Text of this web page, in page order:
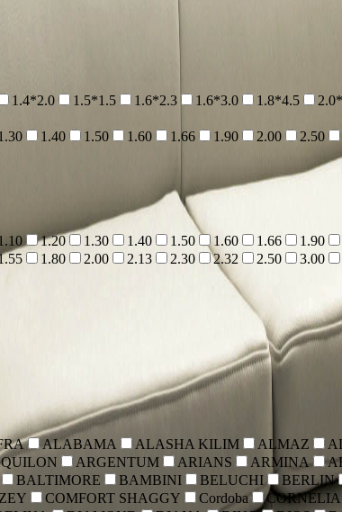
1.4*2.0 1.5*1.5 1.6*2.3 1.6*3.0 1.8*4.5
1.40 1.50 1.60 1.66 1.90 2.00 2.50
1.20 1.30 1.40 1.50 1.60 1.66 1.90
1.80 2.00 2.13 2.30 2.32 2.50 3.00
ALABAMA ALASHA KILIM ALMAZ
ARGENTUM ARIANS ARMINA
BALTIMORE BAMBINI BELUCHI BERLIN
COMFORT SHAGGY Cordoba CORNELIA